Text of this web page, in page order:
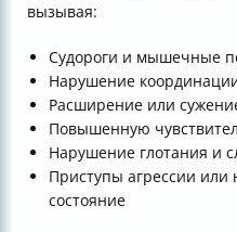
вызывая:
Судороги и мышечные
Нарушение
Расширение или
Повышенную
Нарушение глотания и
Приступы агрессии или
состояние